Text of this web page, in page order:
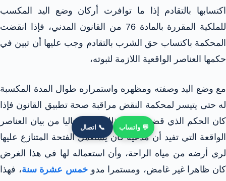
اكتسابها بالتقادم إذا ما توافرت أركان وضع اليد المكسب
للملكية المقررة بالمادة 76 من القانون المدني، فإذا انقضت
المحكمة باكتساب حق الشرب بالتقادم وجب عليها أن تبين في
حكمها العناصر الواقعية اللازمة لثبوته،
مع وضع اليد وصفته ومظهره واستمراره طوال المدة المكسبة
له حتى يتيسر لمحكمة النقض مراقبة صحة تطبيق القانون فإذا
كان الحكم الذي قضى بثبوت ذلك الحق خاليا من بيان العناصر
الواقعة التي تفيد أن مدعيه كان يستعمل الفتحة المتنازع عليها
لري أرضه من مياه الراحة، وأن استعماله لها في هذا الغرض
كان ظاهرا غير غامض، ومستمرا مدو خمس عشرة سنة، فهذا
💬 واتساب 📞 اتصال